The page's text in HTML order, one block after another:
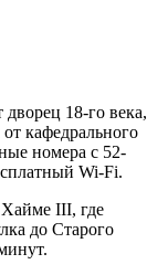
18-го века,
кафедрального
номера с 52-
Wi-Fi.
Хайме III, где
до Старого